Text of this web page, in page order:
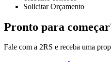
Solicitar Orçamento
Pronto para
Fale com a 2RS e receba uma